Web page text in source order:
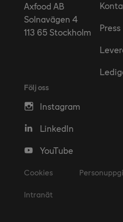
Axfood AB
Solnavägen 4
113 65 Stockholm
Press
Följ oss
Instagram
LinkedIn
YouTube
Cookies
Intranät